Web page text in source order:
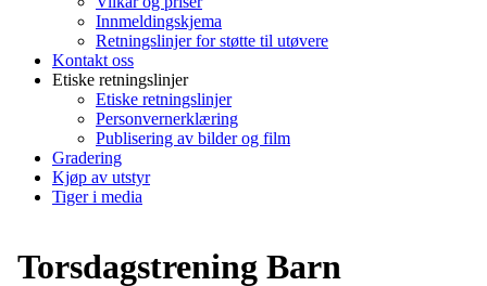
Innmeldingskjema
Retningslinjer for støtte til utøvere
Kontakt oss
Etiske retningslinjer
Etiske retningslinjer
Personvernerklæring
Publisering av bilder og film
Gradering
Kjøp av utstyr
Tiger i media
Torsdagstrening Barn